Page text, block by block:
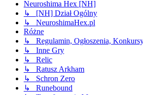
Neuroshima Hex [NH]
↳ [NH] Dział Ogólny
↳ NeuroshimaHex.pl
Różne
↳ Regulamin, Ogłoszenia,
↳ Inne Gry
↳ Relic
↳ Ratusz Arkham
↳ Schron Zero
↳ Runebound